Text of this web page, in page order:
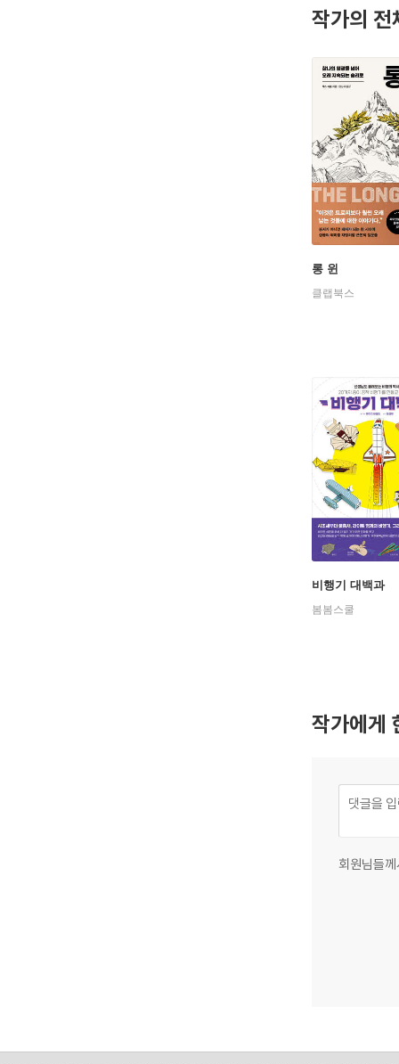
작가의 전
롱 윈
클랩북스
비행기 대백과
봄봄스쿨
작가에게
회원님들